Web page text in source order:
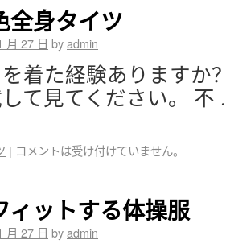
全身タイツ
月 27 日 byadmin
着た経験ありますか
て見てください。
| コメントは受け付けていません。
ィットする体操服
月 27 日 byadmin